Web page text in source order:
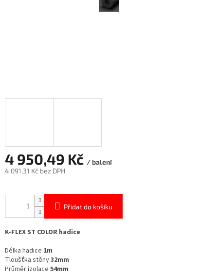
4 950,49 Kč / balení
4 091,31 Kč bez DPH
cena:
Přidat do košíku
K-FLEX ST COLOR hadice
Délka hadice 1m
Tloušťka stěny32mm
Průměr izolace 54mm